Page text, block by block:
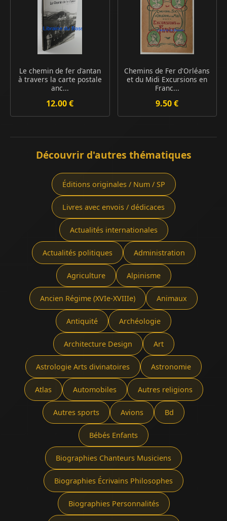
Le chemin de fer d'antan
à travers la carte postale
anc...
12.00 €
Chemins de Fer d'Orléans
et du Midi Excursions en
Franc...
9.50 €
Découvrir d'autres thématiques
Éditions originales / Num / SP
Livres avec envois / dédicaces
Actualités internationales
Actualités politiques Administration
Agriculture Alpinisme
Ancien Régime (XVIe-XVIIIe) Animaux
Antiquité Archéologie
Architecture Design Art
Astrologie Arts divinatoires Astronomie
Atlas Automobiles Autres religions
Autres sports Avions Bd
Bébés Enfants
Biographies Chanteurs Musiciens
Biographies Écrivains Philosophes
Biographies Personnalités